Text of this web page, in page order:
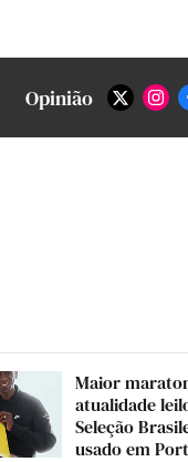
Opinião
Maior
atualidade
Seleção
usado em